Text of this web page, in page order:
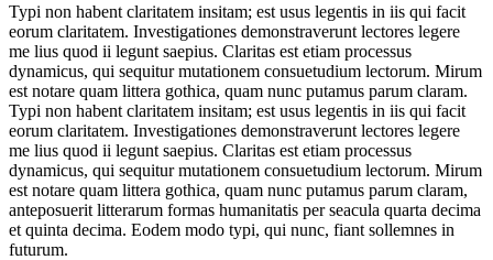
Typi non habent claritatem insitam; est usus legentis in iis qui facit
eorum claritatem. Investigationes demonstraverunt lectores legere
me lius quod ii legunt saepius. Claritas est etiam processus
dynamicus, qui sequitur mutationem consuetudium lectorum. Mirum
est notare quam littera gothica, quam nunc putamus parum claram.
Typi non habent claritatem insitam; est usus legentis in iis qui facit
eorum claritatem. Investigationes demonstraverunt lectores legere
me lius quod ii legunt saepius. Claritas est etiam processus
dynamicus, qui sequitur mutationem consuetudium lectorum. Mirum
est notare quam littera gothica, quam nunc putamus parum claram,
anteposuerit litterarum formas humanitatis per seacula quarta decima
et quinta decima. Eodem modo typi, qui nunc, fiant sollemnes in
futurum.